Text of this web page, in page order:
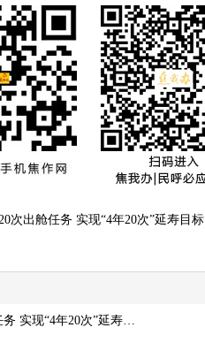
次出舱任务 实现“4年20次”延寿目标
实现“4年20次”延寿…